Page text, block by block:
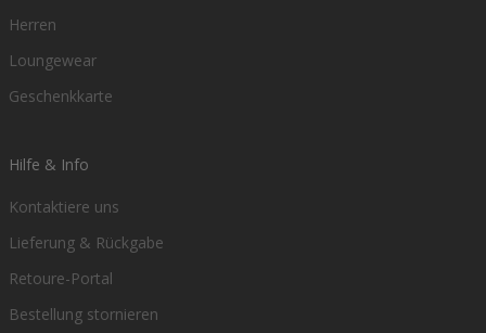
Herren
Loungewear
Geschenkkarte
Hilfe & Info
Kontaktiere uns
Lieferung & Rückgabe
Retoure-Portal
Bestellung stornieren